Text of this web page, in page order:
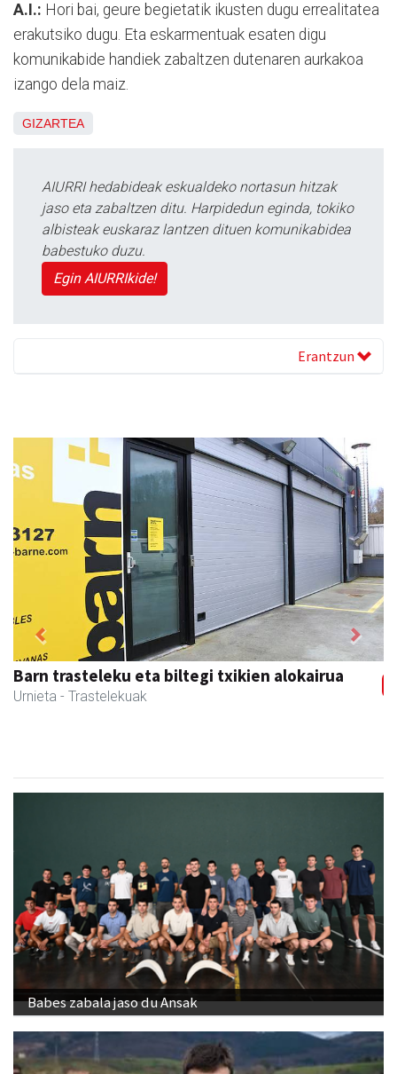
A.I.: Hori bai, geure begietatik ikusten dugu errealitatea
erakutsiko dugu. Eta eskarmentuak esaten digu
komunikabide handiek zabaltzen dutenaren aurkakoa
izango dela maiz.
GIZARTEA
AIURRI hedabideak eskualdeko nortasun hitzak
jaso eta zabaltzen ditu. Harpidedun eginda, tokiko
albisteak euskaraz lantzen dituen komunikabidea
babestuko duzu.
Egin AIURRIkide!
Erantzun
Barn trasteleku eta biltegi txikien alokairua
Urnieta - Trastelekuak
Previous Next
Babes zabala jaso du Ansak